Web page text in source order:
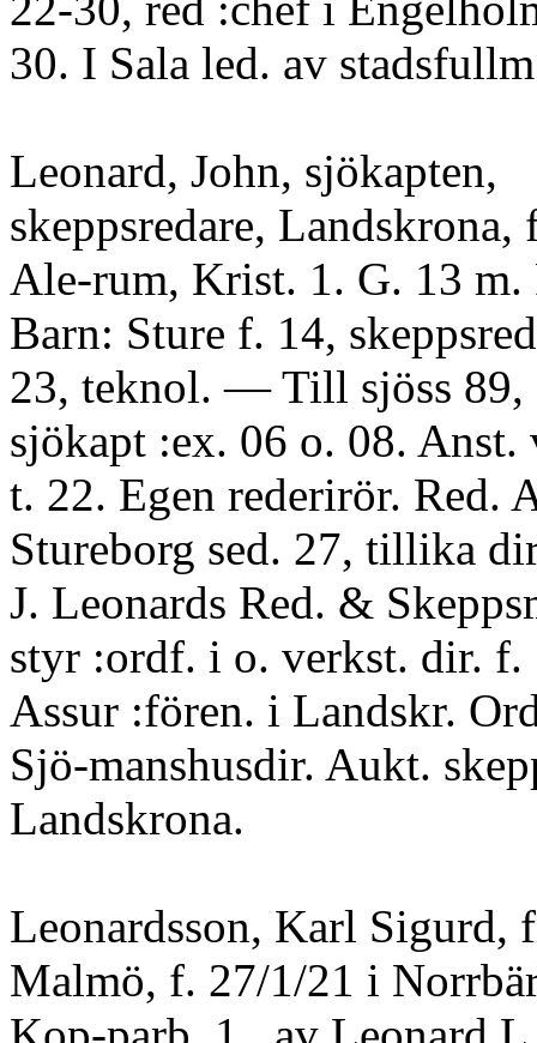
30. I Sala led. av
Leonard, John, sjökapten,
skeppsredare,
Ale-rum, Krist. 1. G. 13
Barn: Sture f. 14,
23, teknol. — Till sjöss 89,
sjökapt :ex. 06 o. 08. Anst.
t. 22. Egen rederirör. Red.
Stureborg sed. 27, tillika
J. Leonards Red. &
styr :ordf. i o. verkst. dir. f.
Assur :fören. i Landskr.
Sjö-manshusdir. Aukt.
Landskrona.
Leonardsson, Karl Sigurd,
Malmö, f. 27/1/21 i